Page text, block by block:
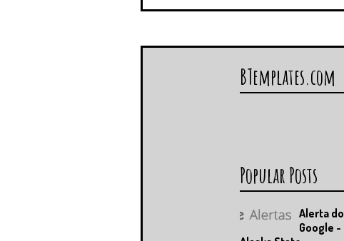
BTemplates.com
Popular Posts
Alerta do
Google -